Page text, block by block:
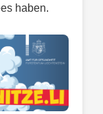
haben.